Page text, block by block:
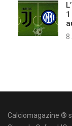
8
Calciomagazine ®